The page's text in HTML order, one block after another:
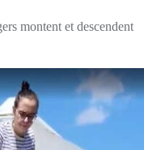
montent et descendent